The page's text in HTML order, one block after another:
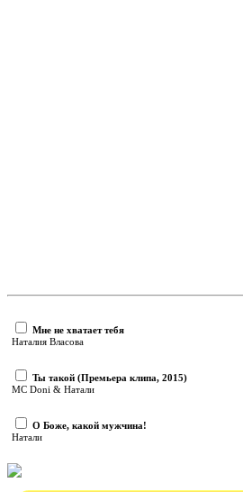
Мне не хватает тебя
Наталия Власова
Ты такой (Премьера клипа, 2015)
MC Doni & Натали
О Боже, какой мужчина!
Натали